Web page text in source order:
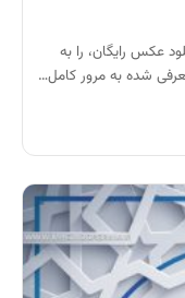
عکس رایگان، را به
شده به مرور کامل…